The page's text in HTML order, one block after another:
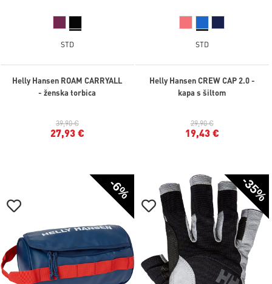
STD
Helly Hansen ROAM CARRYALL
- ženska torbica
39,90 €
27,93 €
STD
Helly Hansen CREW CAP 2.0 -
kapa s šiltom
29,90 €
19,43 €
-6% -35%